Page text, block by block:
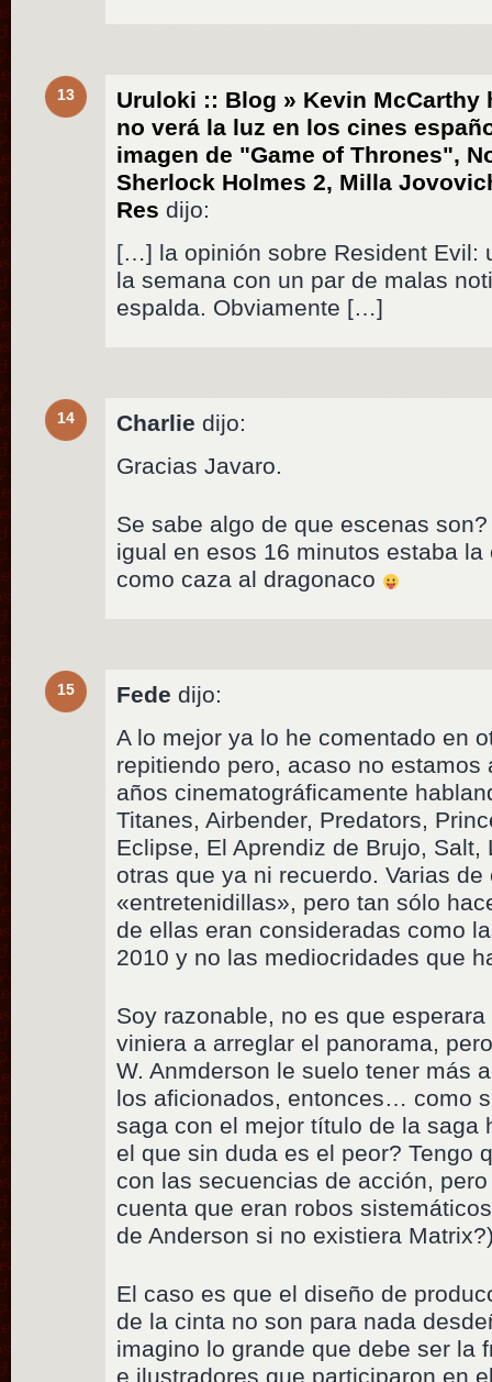
13
Uruloki :: Blog » Kevin McCarthy
no verá la luz en los cines
imagen de "Game of Thrones",
Sherlock Holmes 2, Milla
Res dijo:
[…] la opinión sobre Resident Evil:
la semana con un par de malas
espalda. Obviamente […]
14 Charlie dijo:
Gracias Javaro.
Se sabe algo de que escenas
igual en esos 16 minutos estaba
como caza al dragonaco
15 Fede dijo:
A lo mejor ya lo he comentado en
repitiendo pero, acaso no estamos
años cinematográficamente
Titanes, Airbender, Predators,
Eclipse, El Aprendiz de Brujo, Salt,
otras que ya ni recuerdo. Varias
«entretenidillas», pero tan sólo
de ellas eran consideradas como
2010 y no las mediocridades que
Soy razonable, no es que
viniera a arreglar el panorama,
W. Anmderson le suelo tener más
los aficionados, entonces… como
saga con el mejor título de la saga
el que sin duda es el peor? Tengo
con las secuencias de acción,
cuenta que eran robos
de Anderson si no existiera
El caso es que el diseño de
de la cinta no son para nada
imagino lo grande que debe ser la
e ilustradores que participaron en